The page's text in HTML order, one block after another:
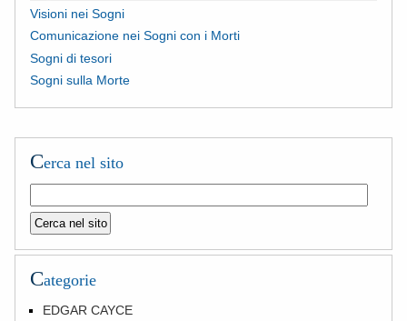
Visioni nei Sogni
Comunicazione nei Sogni con i Morti
Sogni di tesori
Sogni sulla Morte
Cerca nel sito
Categorie
EDGAR CAYCE